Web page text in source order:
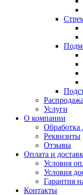
Услуги
О компании
Обработка
Реквизиты
Отзывы
Оплата и
Условия
Условия
Гарантия
Контакты